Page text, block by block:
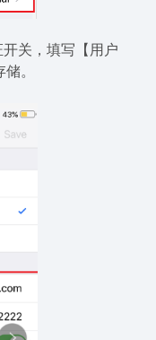
关，填写【用户
。